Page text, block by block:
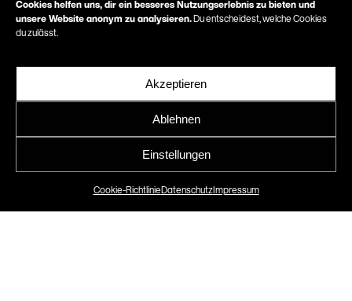
Cookies helfen uns, dir ein besseres Nutzungserlebnis zu bieten und
unsere Website anonym zu analysieren. Du entscheidest, welche Cookies
du zulässt.
Akzeptieren
Ablehnen
Einstellungen
Cookie-RichtlinieDatenschutzImpressum
Exklusive
Eigentumswohnungen
Eine hochwertige
Vermarktungsbroschüre für
„Bloom“